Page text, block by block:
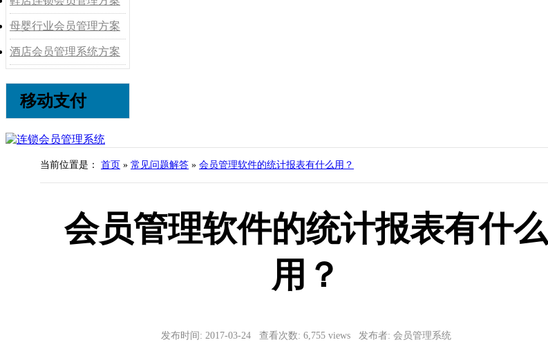
母婴行业会员管理方案
酒店会员管理系统方案
移动支付
当前位置是： 首页 » 常见问题解答 » 会员管理软件的统计报表有什么用？
会员管理软件的统计报表有什么
用？
发布时间: 2017-03-24 查看次数: 6,755 views 发布者: 会员管理系统